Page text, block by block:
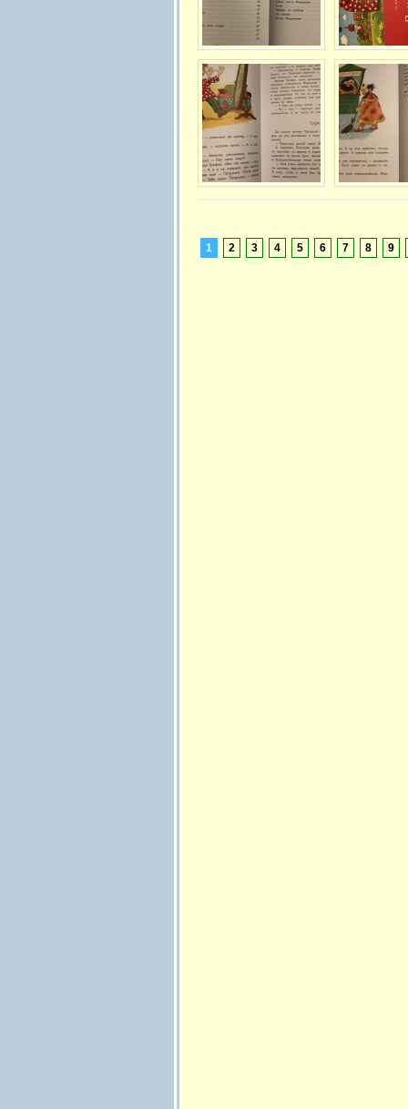
1 2 3 4 5 6 7 8 9